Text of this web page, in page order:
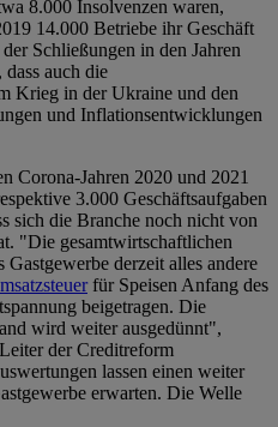
8.000 Insolvenzen waren,
14.000 Betriebe ihr Geschäft
Schließungen in den Jahren
auch die
Krieg in der Ukraine und den
und Inflationsentwicklungen
Corona-Jahren 2020 und 2021
3.000 Geschäftsaufgaben
sich die Branche noch nicht von
"Die gesamtwirtschaftlichen
derzeit alles andere
für Speisen Anfang des
beigetragen. Die
wird weiter ausgedünnt",
der Creditreform
lassen einen weiter
erwarten. Die Welle